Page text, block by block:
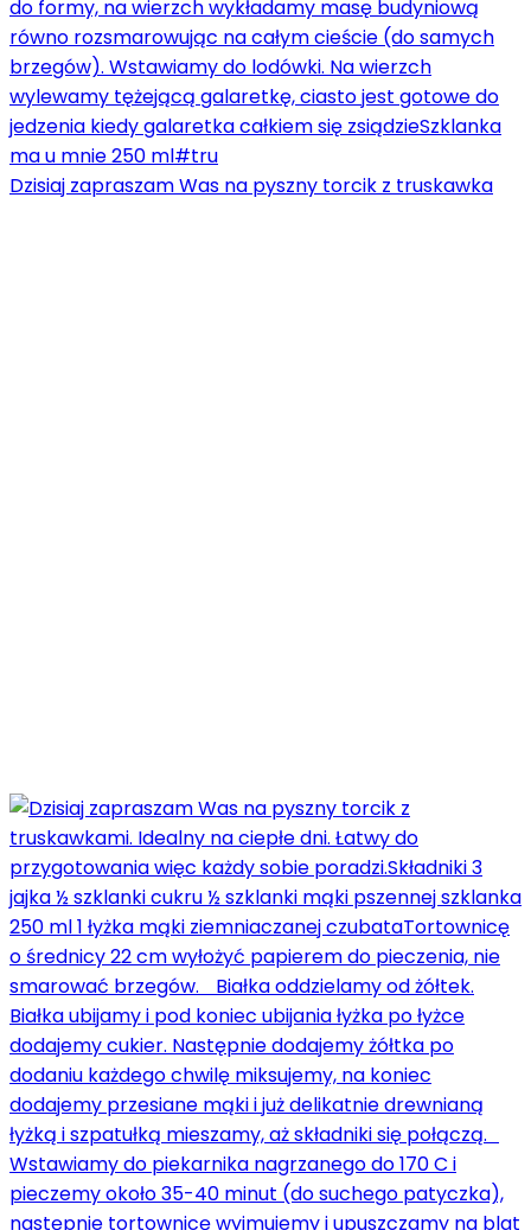
Dzisiaj zapraszam Was na pyszny torcik z truskawka